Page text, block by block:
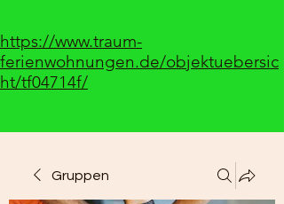
https://www.traum-
ferienwohnungen.de/objektuebersic
ht/tf04714f/
Gruppen